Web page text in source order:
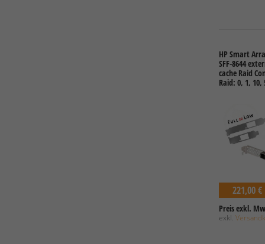
HP Smart
SFF-8644
cache Raid
Raid: 0, 1, 10,
221,00 €
Preis exkl.
exkl.